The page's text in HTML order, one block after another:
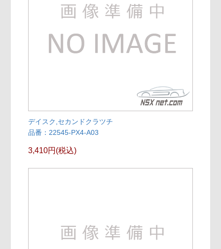
デイスク,セカンドクラツチ
品番：22545-PX4-A03
3,410円(税込)